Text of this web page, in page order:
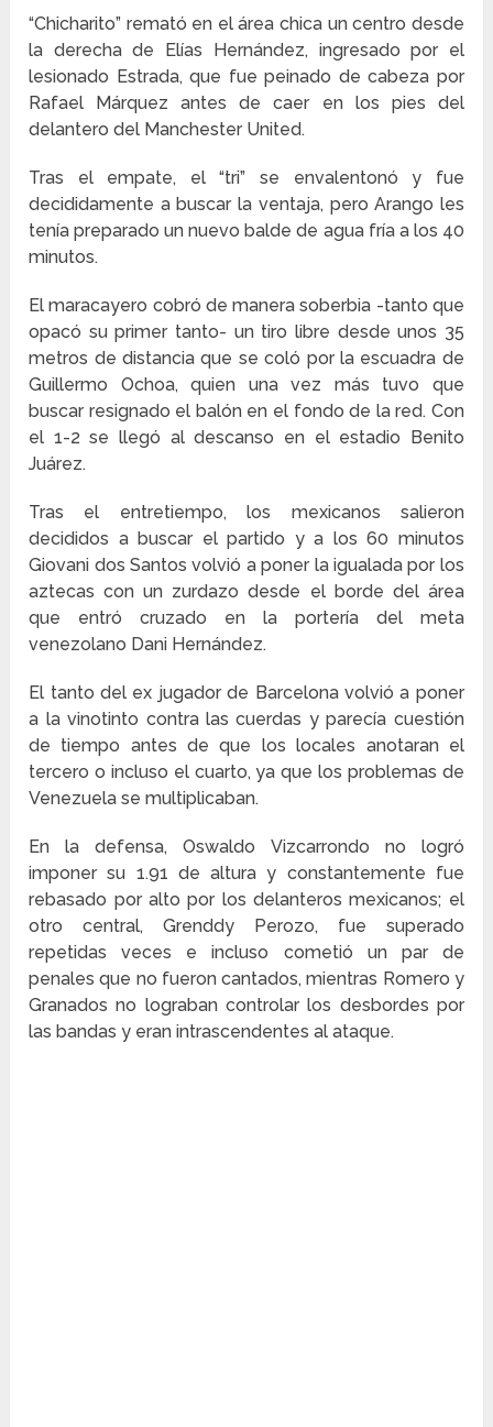
“Chicharito” remató en el área chica un centro desde
la derecha de Elías Hernández, ingresado por el
lesionado Estrada, que fue peinado de cabeza por
Rafael Márquez antes de caer en los pies del
delantero del Manchester United.
Tras el empate, el “tri” se envalentonó y fue
decididamente a buscar la ventaja, pero Arango les
tenía preparado un nuevo balde de agua fría a los 40
minutos.
El maracayero cobró de manera soberbia -tanto que
opacó su primer tanto- un tiro libre desde unos 35
metros de distancia que se coló por la escuadra de
Guillermo Ochoa, quien una vez más tuvo que
buscar resignado el balón en el fondo de la red. Con
el 1-2 se llegó al descanso en el estadio Benito
Juárez.
Tras el entretiempo, los mexicanos salieron
decididos a buscar el partido y a los 60 minutos
Giovani dos Santos volvió a poner la igualada por los
aztecas con un zurdazo desde el borde del área
que entró cruzado en la portería del meta
venezolano Dani Hernández.
El tanto del ex jugador de Barcelona volvió a poner
a la vinotinto contra las cuerdas y parecía cuestión
de tiempo antes de que los locales anotaran el
tercero o incluso el cuarto, ya que los problemas de
Venezuela se multiplicaban.
En la defensa, Oswaldo Vizcarrondo no logró
imponer su 1.91 de altura y constantemente fue
rebasado por alto por los delanteros mexicanos; el
otro central, Grenddy Perozo, fue superado
repetidas veces e incluso cometió un par de
penales que no fueron cantados, mientras Romero y
Granados no lograban controlar los desbordes por
las bandas y eran intrascendentes al ataque.